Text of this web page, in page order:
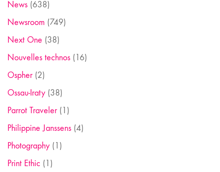
News (638)
Newsroom (749)
Next One (38)
Nouvelles technos (16)
Ospher(2)
Ossau-Iraty (38)
Parrot Traveler(1)
Philippine Janssens (4)
Photography (1)
Print Ethic (1)